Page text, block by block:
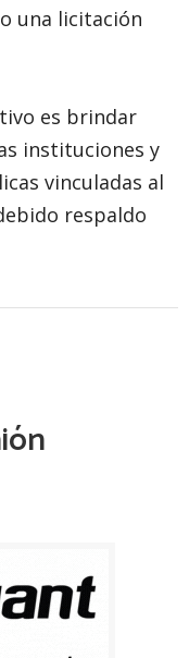
una licitación
es brindar
instituciones y
vinculadas al
respaldo